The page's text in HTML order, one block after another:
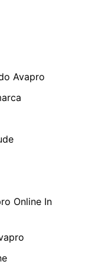
Avapro
Online In